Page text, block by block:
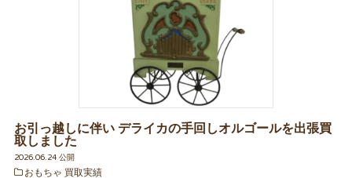
お引っ越しに伴い デライカの手回しオルゴールを出張買
取しました
2026.06.24 公開
おもちゃ 買取実績